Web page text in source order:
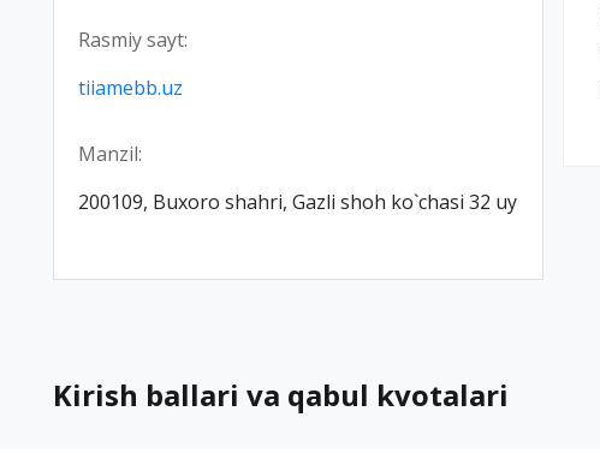
Rasmiy sayt:
tiiamebb.uz
Manzil:
200109, Buxoro shahri, Gazli shoh ko`chasi 32 uy
Kirish ballari va qabul kvotalari